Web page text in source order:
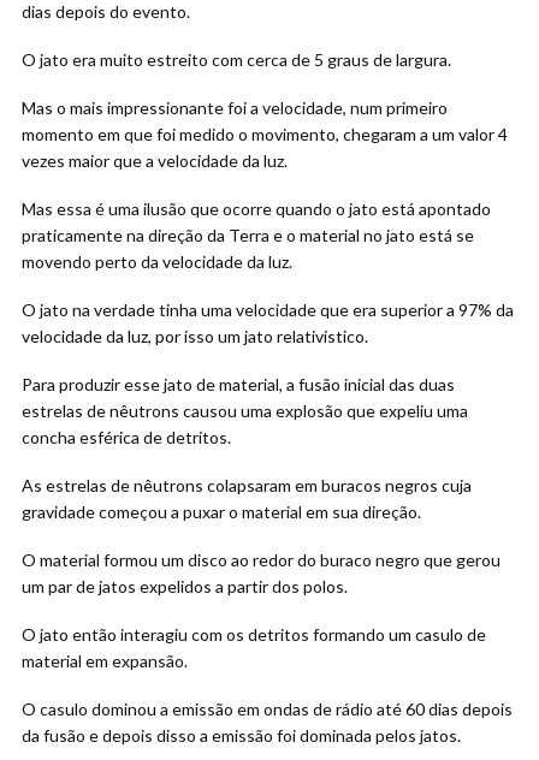
dias depois do evento.
O jato era muito estreito com cerca de 5 graus de largura.
Mas o mais impressionante foi a velocidade, num primeiro
momento em que foi medido o movimento, chegaram a um valor 4
vezes maior que a velocidade da luz.
Mas essa é uma ilusão que ocorre quando o jato está apontado
praticamente na direção da Terra e o material no jato está se
movendo perto da velocidade da luz.
O jato na verdade tinha uma velocidade que era superior a 97% da
velocidade da luz, por isso um jato relativístico.
Para produzir esse jato de material, a fusão inicial das duas
estrelas de nêutrons causou uma explosão que expeliu uma
concha esférica de detritos.
As estrelas de nêutrons colapsaram em buracos negros cuja
gravidade começou a puxar o material em sua direção.
O material formou um disco ao redor do buraco negro que gerou
um par de jatos expelidos a partir dos polos.
O jato então interagiu com os detritos formando um casulo de
material em expansão.
O casulo dominou a emissão em ondas de rádio até 60 dias depois
da fusão e depois disso a emissão foi dominada pelos jatos.